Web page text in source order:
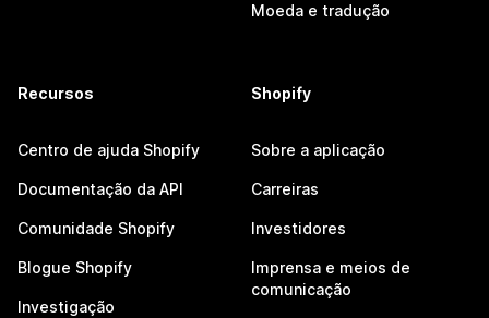
Moeda e tradução
Recursos
Centro de ajuda Shopify
Documentação da API
Comunidade Shopify
Blogue Shopify
Investigação
Shopify
Sobre a aplicação
Carreiras
Investidores
Imprensa e meios de
comunicação